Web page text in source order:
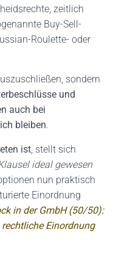
zeitlich
Buy-Sell-
Roulette- oder
sondern
und
auch bei
bleiben.
ist, stellt sich
ideal gewesen
nun praktisch
Einordnung
in der GmbH (50/50):
Einordnung